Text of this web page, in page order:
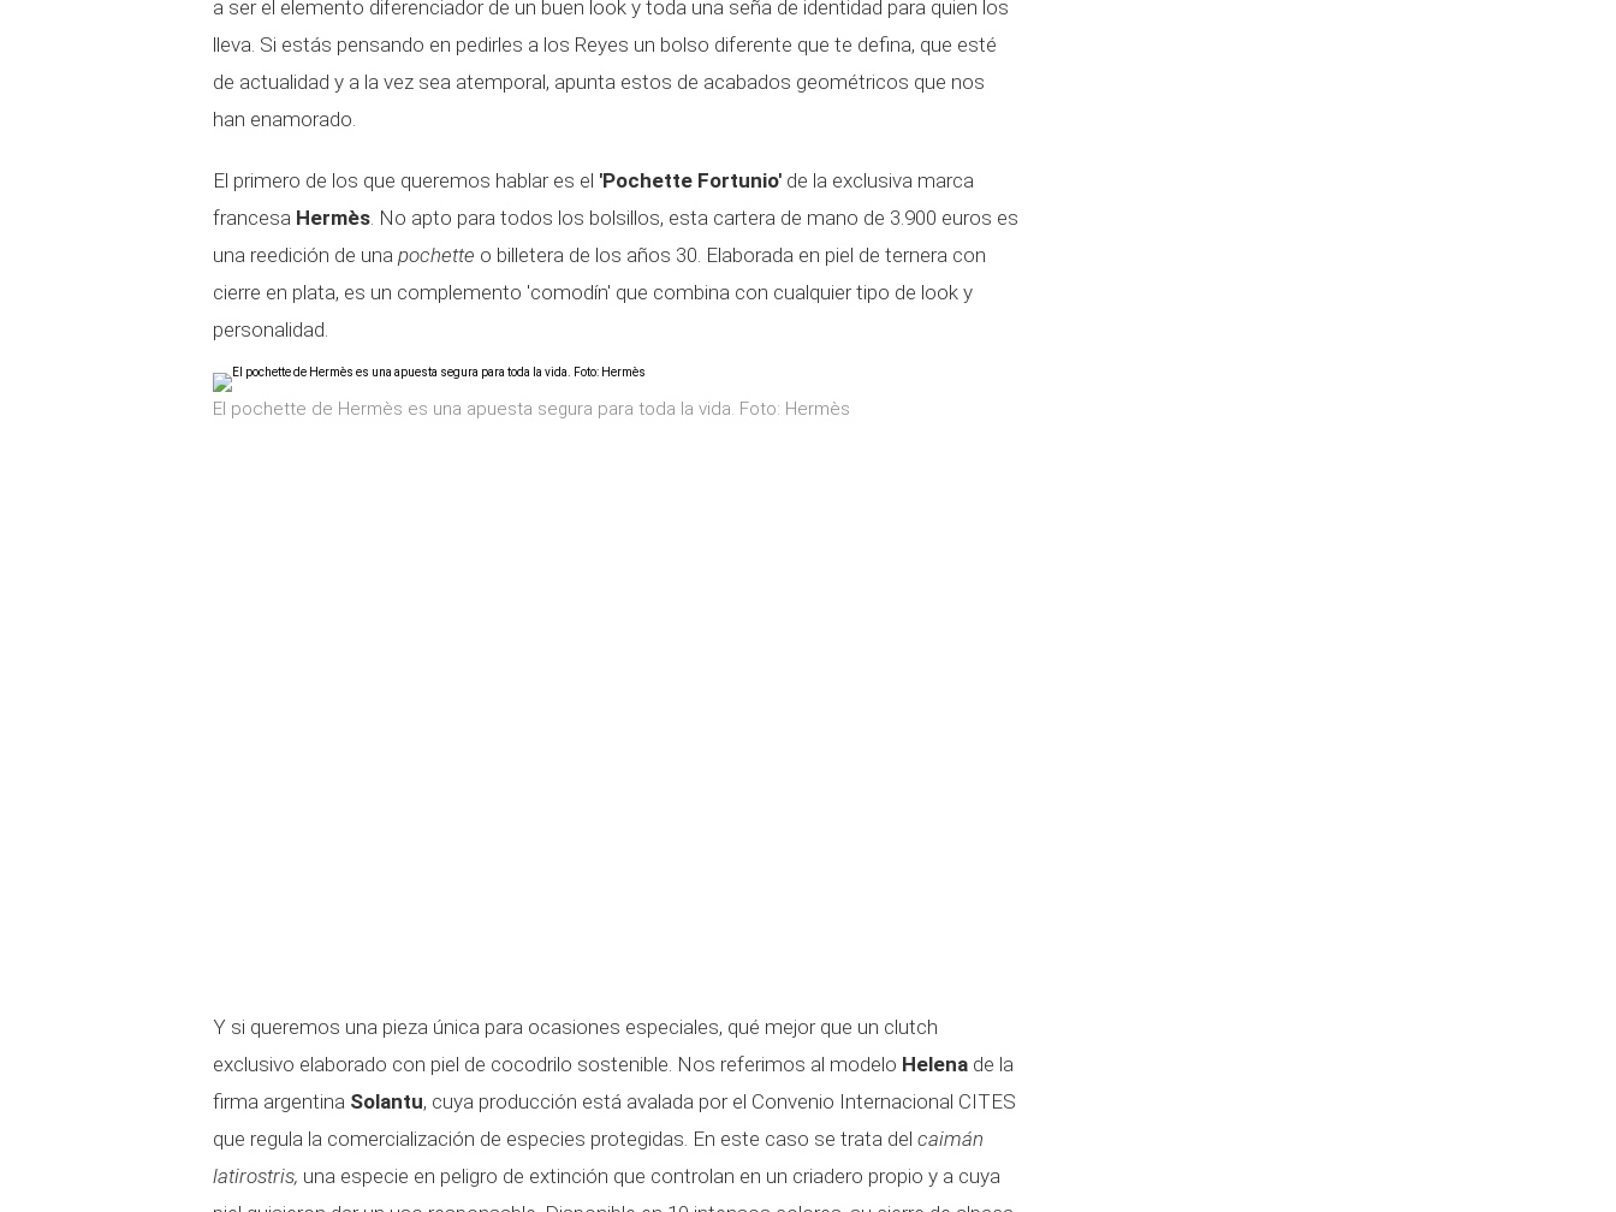
a ser el elemento diferenciador de un buen look y toda una seña de identidad para quien los
lleva. Si estás pensando en pedirles a los Reyes un bolso diferente que te defina, que esté
de actualidad y a la vez sea atemporal, apunta estos de acabados geométricos que nos
han enamorado.
El primero de los que queremos hablar es el 'Pochette Fortunio' de la exclusiva marca
francesa Hermès. No apto para todos los bolsillos, esta cartera de mano de 3.900 euros es
una reedición de una pochette o billetera de los años 30. Elaborada en piel de ternera con
cierre en plata, es un complemento 'comodín' que combina con cualquier tipo de look y
personalidad.
El pochette de Hermès es una apuesta segura para toda la vida. Foto: Hermès
Y si queremos una pieza única para ocasiones especiales, qué mejor que un clutch
exclusivo elaborado con piel de cocodrilo sostenible. Nos referimos al modelo Helena de la
firma argentina Solantu, cuya producción está avalada por el Convenio Internacional CITES
que regula la comercialización de especies protegidas. En este caso se trata del caimán
latirostris, una especie en peligro de extinción que controlan en un criadero propio y a cuya